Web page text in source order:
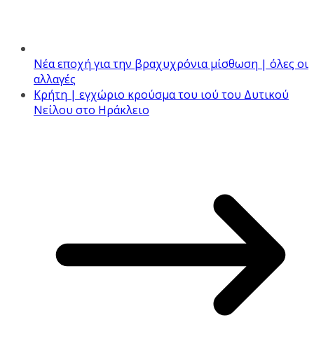
Nέα εποχή για την βραχυχρόνια μίσθωση | όλες οι
αλλαγές
Κρήτη | εγχώριο κρούσμα του ιού του Δυτικού
Νείλου στο Ηράκλειο